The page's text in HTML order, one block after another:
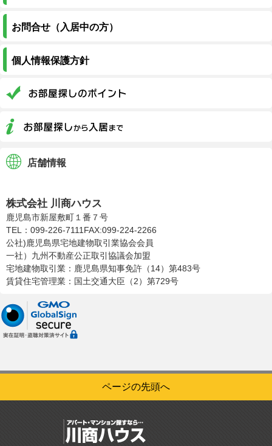
お問合せ（入居中の方）
個人情報保護方針
店舗情報
株式会社 川商ハウス
鹿児島市新屋敷町１番７号
TEL：099-226-7111 FAX:099-224-2266
公社)鹿児島県宅地建物取引業協会会員
一社）九州不動産公正取引協議会加盟
宅地建物取引業：鹿児島県知事免許（14）第483号
賃貸住宅管理業：国土交通大臣（2）第729号
ページの先頭へ